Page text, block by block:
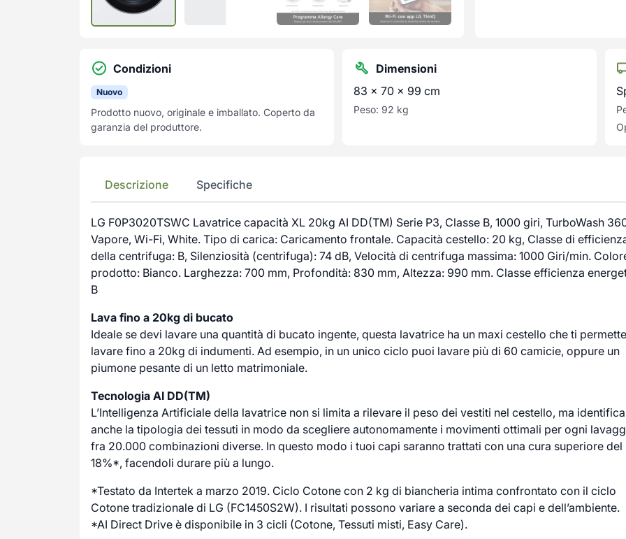
Condizioni
Nuovo
Prodotto nuovo, originale e imballato. Coperto da
garanzia del produttore.
Dimensioni
83 × 70 × 99 cm
Peso: 92 kg
Descrizione Specifiche
LG F0P3020TSWC Lavatrice capacità XL 20kg AI DD(TM) Serie P3, Classe B, 1000 giri, TurboWash
Vapore, Wi-Fi, White. Tipo di carica: Caricamento frontale. Capacità cestello: 20 kg, Classe di
della centrifuga: B, Silenziosità (centrifuga): 74 dB, Velocità di centrifuga massima: 1000 Giri/min.
prodotto: Bianco. Larghezza: 700 mm, Profondità: 830 mm, Altezza: 990 mm. Classe efficienza
B
Lava fino a 20kg di bucato
Ideale se devi lavare una quantità di bucato ingente, questa lavatrice ha un maxi cestello che ti
lavare fino a 20kg di indumenti. Ad esempio, in un unico ciclo puoi lavare più di 60 camicie, oppure un
piumone pesante di un letto matrimoniale.
Tecnologia AI DD(TM)
L’Intelligenza Artificiale della lavatrice non si limita a rilevare il peso dei vestiti nel cestello, ma identifica
anche la tipologia dei tessuti in modo da scegliere autonomamente i movimenti ottimali per ogni
fra 20.000 combinazioni diverse. In questo modo i tuoi capi saranno trattati con una cura superiore del
18%*, facendoli durare più a lungo.
*Testato da Intertek a marzo 2019. Ciclo Cotone con 2 kg di biancheria intima confrontato con il ciclo
Cotone tradizionale di LG (FC1450S2W). I risultati possono variare a seconda dei capi e dell’ambiente.
*AI Direct Drive è disponibile in 3 cicli (Cotone, Tessuti misti, Easy Care).